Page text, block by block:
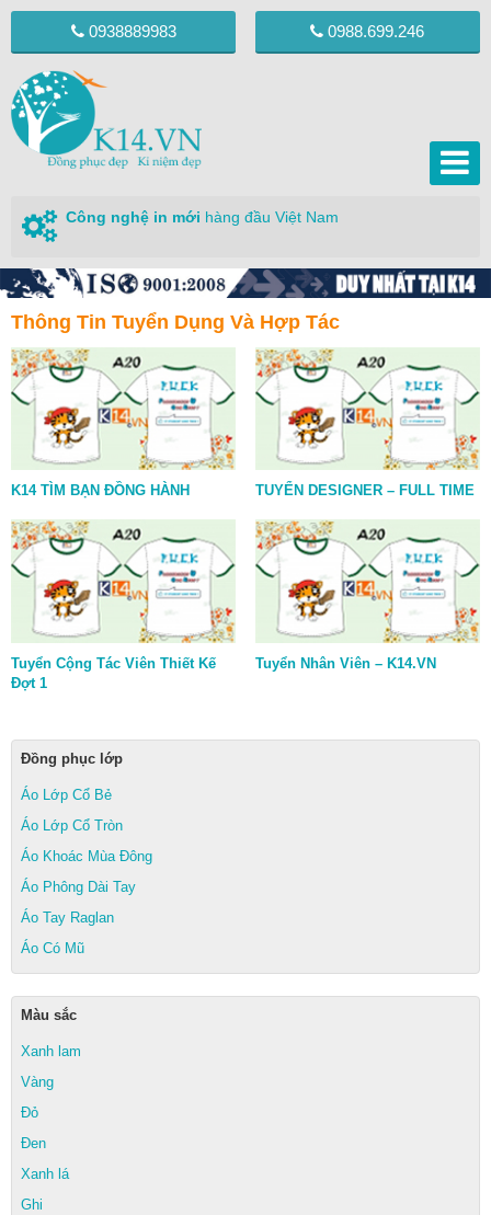
0938889983 0988.699.246
Công nghệ in mới hàng đầu Việt Nam
Thông Tin Tuyển Dụng Và Hợp Tác
K14 TÌM BẠN ĐỒNG HÀNH TUYỂN DESIGNER – FULL TIME
Tuyển Cộng Tác Viên Thiết Kế
Đợt 1
Tuyển Nhân Viên – K14.VN
Đồng phục lớp
Áo Lớp Cổ Bẻ
Áo Lớp Cổ Tròn
Áo Khoác Mùa Đông
Áo Phông Dài Tay
Áo Tay Raglan
Áo Có Mũ
Màu sắc
Xanh lam
Vàng
Đỏ
Đen
Xanh lá
Ghi